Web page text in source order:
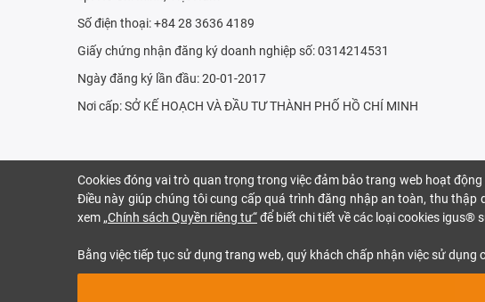
Số điện thoại: +84 28 3636 4189
Giấy chứng nhận đăng ký doanh nghiệp số: 0314214531
Ngày đăng ký lần đầu: 20-01-2017
Nơi cấp: SỞ KẾ HOẠCH VÀ ÐẦU TƯ THÀNH PHỐ HỒ CHÍ MINH
Cookies đóng vai trò quan trọng trong việc đảm bảo trang web hoạt
Điều này giúp chúng tôi cung cấp quá trình đăng nhập an toàn, thu
xem „Chính sách Quyền riêng tư“để biết chi tiết về các loại cookies igus®
Bằng việc tiếp tục sử dụng trang web, quý khách chấp nhận việc sử